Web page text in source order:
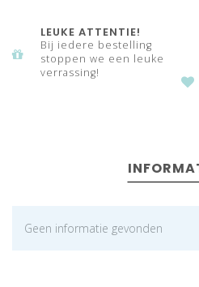
LEUKE ATTENTIE!
Bij iedere bestelling
stoppen we een leuke
verrassing!
Geen informatie gevonden